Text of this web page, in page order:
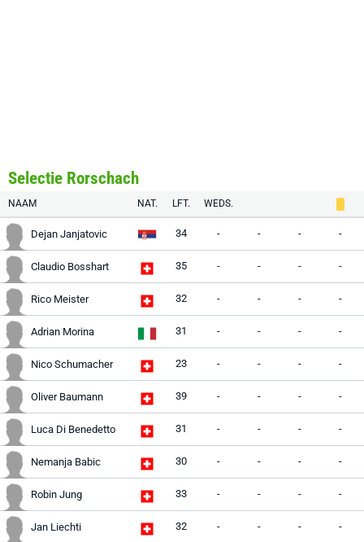
Selectie Rorschach
NAAM NAT. LFT. WEDS.
Dejan Janjatovic 34 - - - -
Claudio Bosshart 35 - - - -
Rico Meister 32 - - - -
Adrian Morina 31 - - - -
Nico Schumacher 23 - - - -
Oliver Baumann 39 - - - -
Luca Di Benedetto 31 - - - -
Nemanja Babic 30 - - - -
Robin Jung 33 - - - -
Jan Liechti 32 - - - -